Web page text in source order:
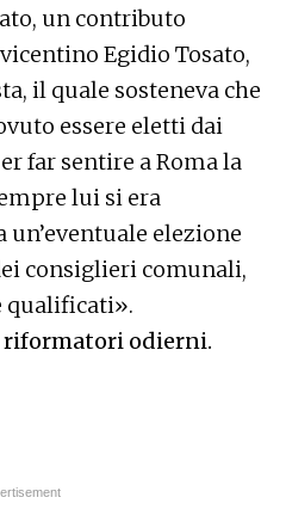
un contributo
Egidio Tosato,
il quale sosteneva che
essere eletti dai
far sentire a Roma la
lui si era
elezione
consiglieri comunali,
odierni.